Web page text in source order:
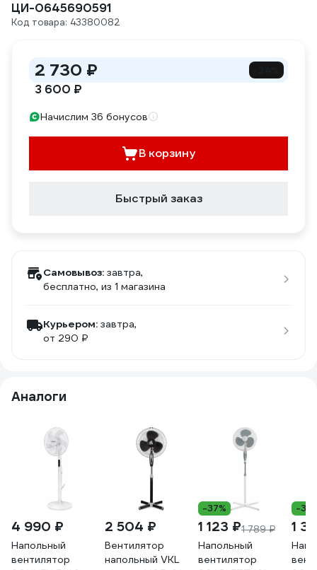
ЦИ-0645690591
Код товара: 43380082
2 730 ₽
3 600 ₽
Начислим 36 бонусов
В корзину
Быстрый заказ
Самовывоз: завтра,
бесплатно, из 1 магазина
Курьером: завтра,
от 290 ₽
Аналоги
4 990 ₽
Напольный
вентилятор
2 504 ₽
Вентилятор
напольный VKL
-37%
1 123 ₽1 789 ₽
Напольный
вентилятор
-
1